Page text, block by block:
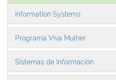
Information Systems
Programa Viva Mulher
Sistemas de Información